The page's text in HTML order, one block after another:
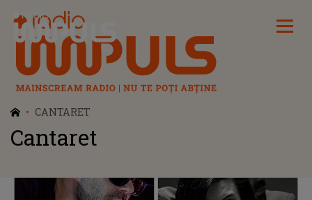
Radio Impuls
CANTARET
Cantaret